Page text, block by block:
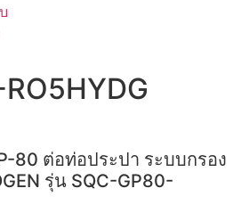
80 ต่อท่อประปา ระบบกรอง
รุ่น SQC-GP80-